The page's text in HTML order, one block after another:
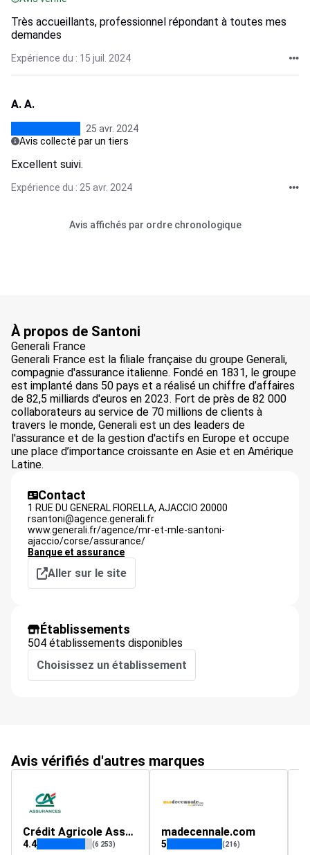
Très accueillants, professionnel répondant à toutes mes
demandes
Expérience du : 15 juil. 2024
A. A.
25 avr. 2024
Avis collecté par un tiers
Excellent suivi.
Expérience du : 25 avr. 2024
Avis affichés par ordre chronologique
À propos de Santoni
Generali France
Generali France est la filiale française du groupe Generali,
compagnie d'assurance italienne. Fondé en 1831, le groupe
est implanté dans 50 pays et a réalisé un chiffre d’affaires
de 82,5 milliards d'euros en 2023. Fort de près de 82 000
collaborateurs au service de 70 millions de clients à
travers le monde, Generali est un des leaders de
l'assurance et de la gestion d'actifs en Europe et occupe
une place d’importance croissante en Asie et en Amérique
Latine.
Contact
1 RUE DU GENERAL FIORELLA, AJACCIO 20000
rsantoni@agence.generali.fr
www.generali.fr/agence/mr-et-mle-santoni-
ajaccio/corse/assurance/
Banque et assurance
Aller sur le site
Établissements
504 établissements disponibles
Choisissez un établissement
Avis vérifiés d'autres marques
Crédit Agricole Assurances
4.4 (6 253)
madecennale.com
5 (216)